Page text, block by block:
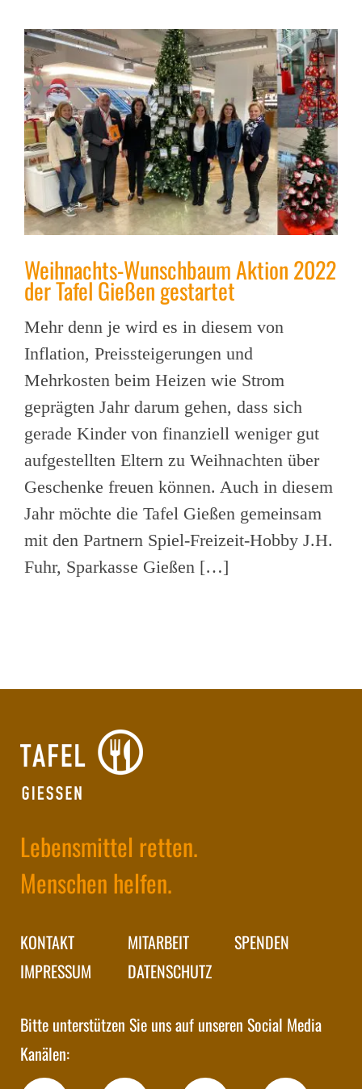
Weihnachts-Wunschbaum Aktion 2022
der Tafel Gießen gestartet
Mehr denn je wird es in diesem von
Inflation, Preissteigerungen und
Mehrkosten beim Heizen wie Strom
geprägten Jahr darum gehen, dass sich
gerade Kinder von finanziell weniger gut
aufgestellten Eltern zu Weihnachten über
Geschenke freuen können. Auch in diesem
Jahr möchte die Tafel Gießen gemeinsam
mit den Partnern Spiel-Freizeit-Hobby J.H.
Fuhr, Sparkasse Gießen […]
Lebensmittel retten.
Menschen helfen.
KONTAKT
IMPRESSUM
MITARBEIT
DATENSCHUTZ
SPENDEN
Bitte unterstützen Sie uns auf unseren Social Media
Kanälen: